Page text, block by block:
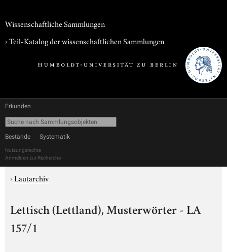
Wissenschaftliche Sammlungen
› Teil-Katalog der wissenschaftlichen Sammlungen
Erkunden
Bestände Systematik
Nutzungsrechte
Anmelden zur Recherche
›Lautarchiv
Lettisch (Lettland), Musterwörter - LA
157/1